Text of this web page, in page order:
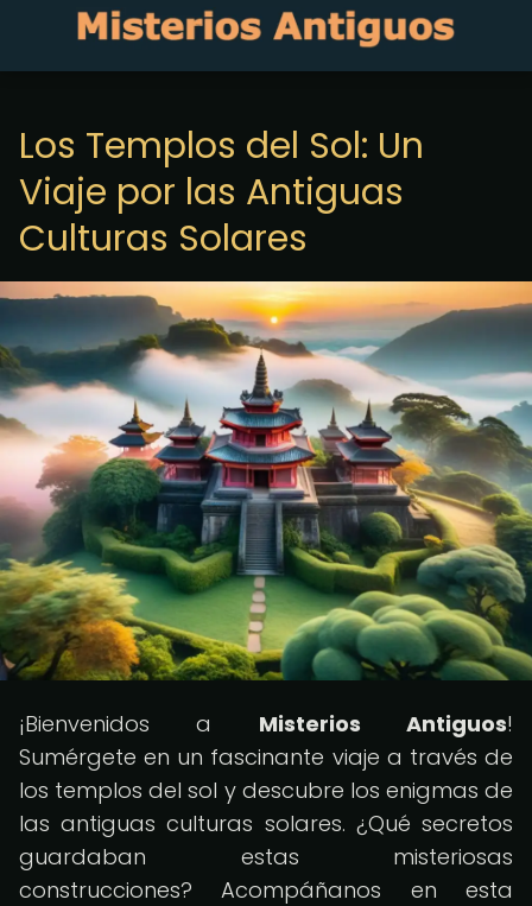
Los Templos del Sol: Un
Viaje por las Antiguas
Culturas Solares
¡Bienvenidos a Misterios Antiguos!
Sumérgete en un fascinante viaje a través de
los templos del sol y descubre los enigmas de
las antiguas culturas solares. ¿Qué secretos
guardaban estas misteriosas
construcciones? Acompáñanos en esta